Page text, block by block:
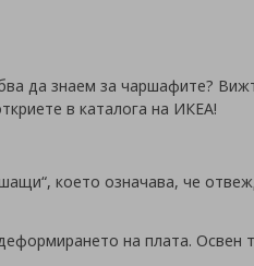
да знаем за чаршафите?
в каталога на ИКЕА!
което означава, че
на плата. Освен